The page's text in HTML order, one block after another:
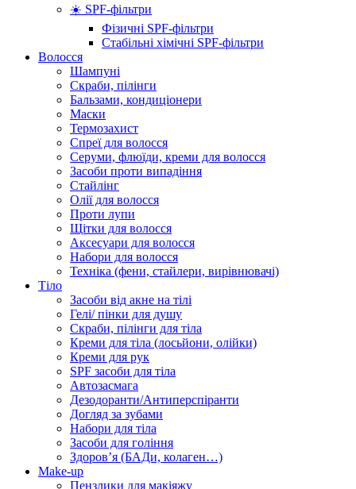
☀️ SPF-фільтри
Фізичні SPF-фільтри
Стабільні хімічні SPF-фільтри
Волосся
Шампуні
Скраби, пілінги
Бальзами, кондиціонери
Маски
Термозахист
Спреї для волосся
Серуми, флюїди, креми для волосся
Засоби проти випадіння
Стайлінг
Олії для волосся
Проти лупи
Щітки для волосся
Аксесуари для волосся
Набори для волосся
Техніка (фени, стайлери, вирівнювачі)
Тіло
Засоби від акне на тілі
Гелі/ пінки для душу
Скраби, пілінги для тіла
Креми для тіла (лосьйони, олійки)
Креми для рук
SPF засоби для тіла
Автозасмага
Дезодоранти/Антиперспіранти
Догляд за зубами
Набори для тіла
Засоби для гоління
Здоровʼя (БАДи, колаген…)
Make-up
Пензлики для макіяжу